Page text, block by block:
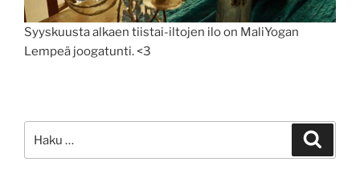
Syyskuusta alkaen tiistai-iltojen ilo on MaliYogan
Lempeä joogatunti. <3